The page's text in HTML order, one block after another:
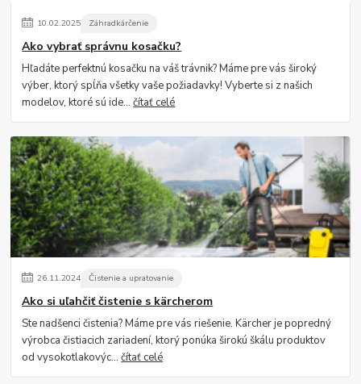
10.02.2025 Záhradkárčenie
Ako vybrať správnu kosačku?
Hľadáte perfektnú kosačku na váš trávnik? Máme pre vás široký
výber, ktorý spĺňa všetky vaše požiadavky! Vyberte si z našich
modelov, ktoré sú ide...čítať celé
26.11.2024 Čistenie a upratovanie
Ako si uľahčiť čistenie s kärcherom
Ste nadšenci čistenia? Máme pre vás riešenie. Kärcher je popredný
výrobca čistiacich zariadení, ktorý ponúka širokú škálu produktov
od vysokotlakovýc...čítať celé